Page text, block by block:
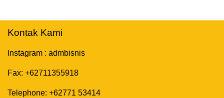
Kontak Kami
Instagram : admbisnis
Fax: +62711355918
Telephone: +62771 53414